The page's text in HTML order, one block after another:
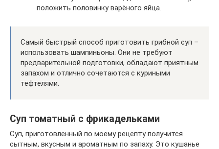
положить половинку варёного яйца.
Самый быстрый способ приготовить грибной суп –
использовать шампиньоны. Они не требуют
предварительной подготовки, обладают приятным
запахом и отлично сочетаются с куриными
тефтелями.
Суп томатный с фрикадельками
Суп, приготовленный по моему рецепту получится
сытным, вкусным и ароматным по запаху. Это кушанье